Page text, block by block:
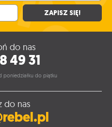
ZAPISZ SIĘ!
do nas
49 31
poniedziałku do piątku
do nas